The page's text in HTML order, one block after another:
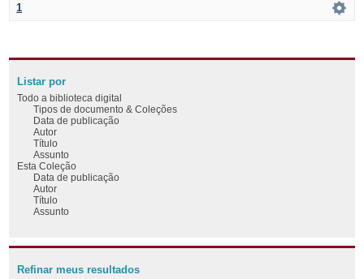
1
Listar por
Todo a biblioteca digital
Tipos de documento & Coleções
Data de publicação
Autor
Título
Assunto
Esta Coleção
Data de publicação
Autor
Título
Assunto
Refinar meus resultados